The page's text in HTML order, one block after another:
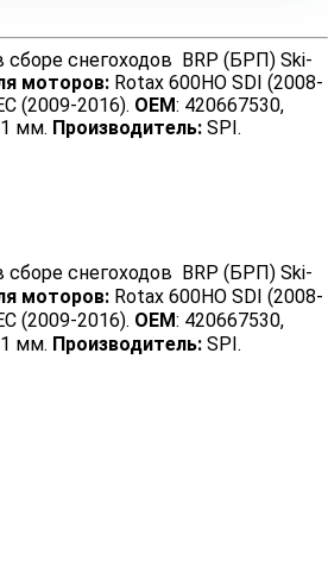
снегоходов BRP (БРП) Ski-
моторов: Rotax 600HO SDI (2008-
(2009-2016). OEM: 420667530,
мм. Производитель: SPI.
снегоходов BRP (БРП) Ski-
моторов: Rotax 600HO SDI (2008-
(2009-2016). OEM: 420667530,
мм. Производитель: SPI.